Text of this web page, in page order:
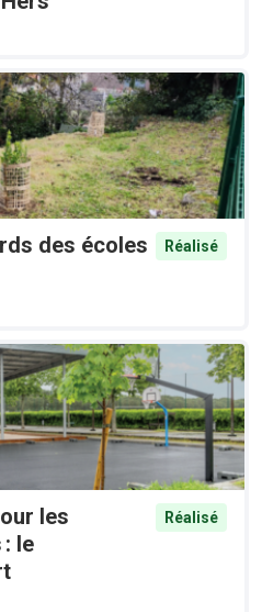
des écoles
Réalisé
les
le
Réalisé